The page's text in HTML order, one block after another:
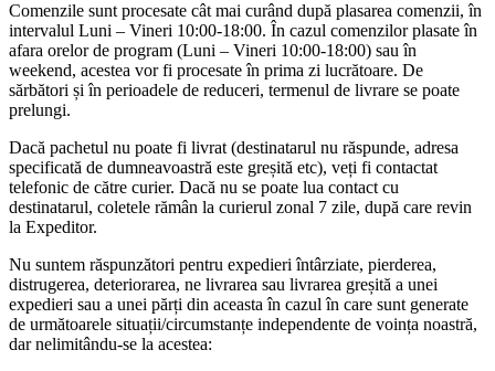
Comenzile sunt procesate cât mai curând după plasarea comenzii, în
intervalul Luni – Vineri 10:00-18:00. În cazul comenzilor plasate în
afara orelor de program (Luni – Vineri 10:00-18:00) sau în
weekend, acestea vor fi procesate în prima zi lucrătoare. De
sărbători și în perioadele de reduceri, termenul de livrare se poate
prelungi.
Dacă pachetul nu poate fi livrat (destinatarul nu răspunde, adresa
specificată de dumneavoastră este greșită etc), veți fi contactat
telefonic de către curier. Dacă nu se poate lua contact cu
destinatarul, coletele rămân la curierul zonal 7 zile, după care revin
la Expeditor.
Nu suntem răspunzători pentru expedieri întârziate, pierderea,
distrugerea, deteriorarea, ne livrarea sau livrarea greșită a unei
expedieri sau a unei părți din aceasta în cazul în care sunt generate
de următoarele situații/circumstanțe independente de voința noastră,
dar nelimitându-se la acestea: